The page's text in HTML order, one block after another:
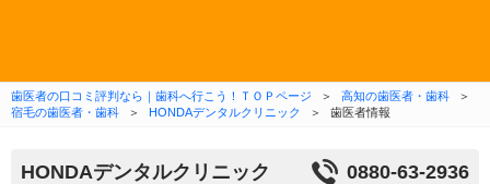
コンテンツへ移動
歯医者の口コミ評判なら｜歯科へ行こう！ＴＯＰページ ＞ 高知の歯医者・歯科
＞
宿毛の歯医者・歯科
＞ HONDAデンタルクリニック ＞ 歯医者情報
HONDAデンタルクリニック 0880-63-2936